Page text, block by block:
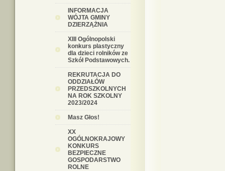
INFORMACJA
WÓJTA GMINY
DZIERZĄŻNIA
XIII Ogólnopolski
konkurs plastyczny
dla dzieci rolników ze
Szkół Podstawowych.
REKRUTACJA DO
ODDZIAŁÓW
PRZEDSZKOLNYCH
NA ROK SZKOLNY
2023/2024
Masz Głos!
XX
OGÓLNOKRAJOWY
KONKURS
BEZPIECZNE
GOSPODARSTWO
ROLNE